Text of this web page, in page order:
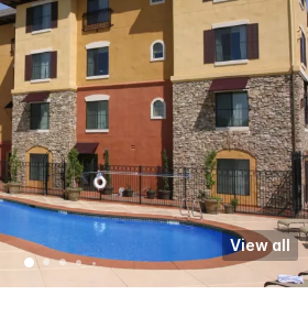
View all